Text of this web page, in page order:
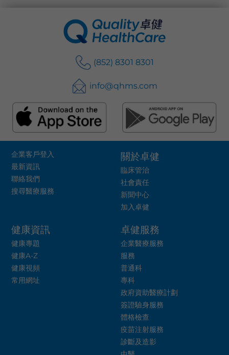
(852) 8301 8301
info@qhms.com
企業客戶登入
最新資訊
聯絡我們
搜尋醫療服務
關於卓健
臨床管治
社會責任
新聞中心
加入卓健
健康資訊
健康專題
健康A-Z
健康視頻
常用網址
卓健服務
企業醫療服務
服務
普通科
專科
政府資助醫療計劃
簽證驗身服務
體格檢查
疫苗注射服務
診斷及造影